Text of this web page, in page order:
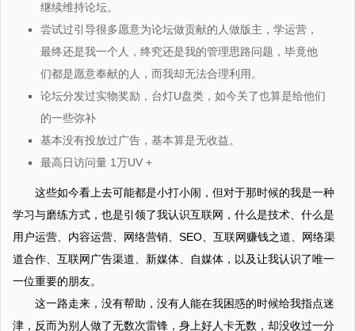
继续维持论坛。
尝试过引导很多愿意为论坛做贡献的人做版主，学运营，
最终还是我一个人，终究还是我的管理思路问题，毕竟他
们都是愿意奉献的人，而我却无法合理利用。
论坛分发过实物奖励，台灯U盘类，如今关了也算是给他们
的一些弥补
基本没有投放过广告，基本算是无收益。
最高日访问量 1万UV +
这些如今看上去可能都是小打小闹，但对于那时候的我是一种
学习与磨练方式，也是引领了我认识互联网，什么是技术、什么是
用户运营、内容运营、网络营销、SEO、互联网赚钱之道、网络渠
道合作、互联网广告渠道、新媒体、自媒体，以及让我认识了唯一
一位重要的朋友。
这一路走来，没有帮助，没有人能在我困惑的时候给我指点迷
津，反而为别人做了无数次雷锋，身上好人卡无数，却没收过一分